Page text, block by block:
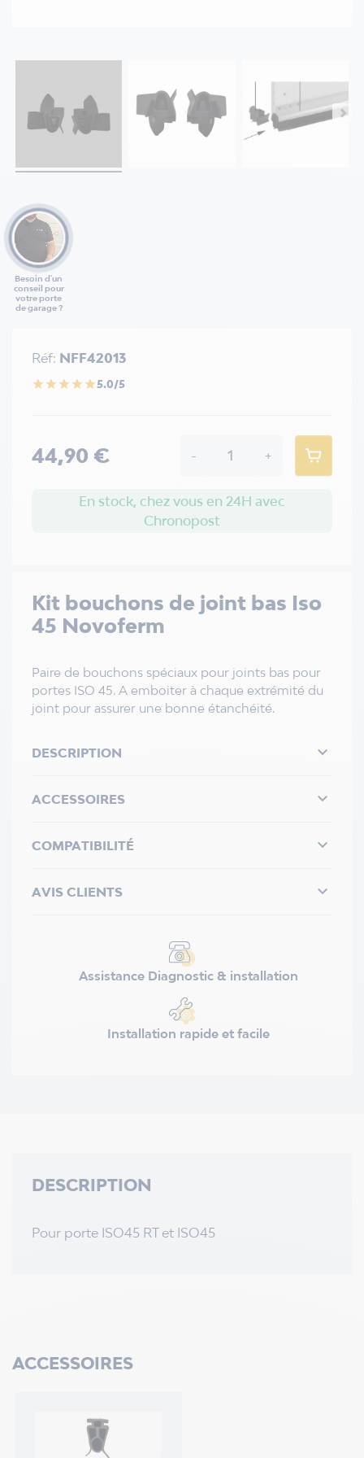
Besoin d'un
conseil pour
votre porte
de garage ?
Kit bouchons de joint bas Iso
45 Novoferm
Paire de bouchons spéciaux pour joints bas pour
portes ISO 45. A emboiter à chaque extrémité du
joint pour assurer une bonne étanchéité.
DESCRIPTION 
ACCESSOIRES 
COMPATIBILITÉ 
AVIS CLIENTS 
Assistance Diagnostic & installation
Installation rapide et facile
Réf: NFF42013
star star star star star5.0/5
44,90 € - +
En stock, chez vous en 24H avec
Chronopost
DESCRIPTION
Pour porte ISO45 RT et ISO45
ACCESSOIRES